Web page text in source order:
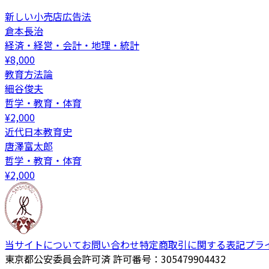
新しい小売店広告法
倉本長治
経済・経営・会計・地理・統計
¥8,000
教育方法論
細谷俊夫
哲学・教育・体育
¥2,000
近代日本教育史
唐澤富太郎
哲学・教育・体育
¥2,000
当サイトについてお問い合わせ特定商取引に関する表記プラ
東京都公安委員会許可済 許可番号：305479904432